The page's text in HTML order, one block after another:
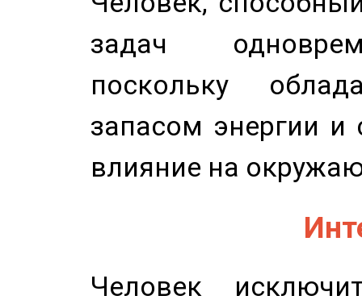
задач
поскольку
запасом энергии и
влияние на
Человек